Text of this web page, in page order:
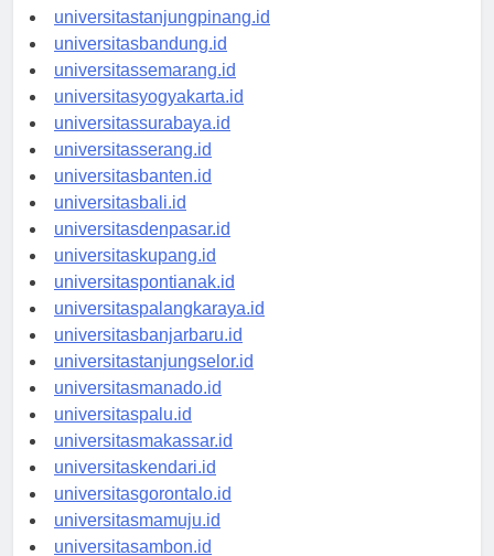
universitaspangkalpinang.id
universitastanjungpinang.id
universitasbandung.id
universitassemarang.id
universitasyogyakarta.id
universitassurabaya.id
universitasserang.id
universitasbanten.id
universitasbali.id
universitasdenpasar.id
universitaskupang.id
universitaspontianak.id
universitaspalangkaraya.id
universitasbanjarbaru.id
universitastanjungselor.id
universitasmanado.id
universitaspalu.id
universitasmakassar.id
universitaskendari.id
universitasgorontalo.id
universitasmamuju.id